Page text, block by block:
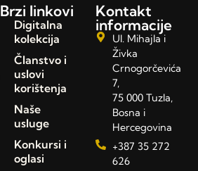
Brzi linkovi
Digitalna
kolekcija
Članstvo i
uslovi
korištenja
Naše
usluge
Konkursi i
oglasi
Kontakt
informacije
Ul. Mihajla i
Živka
Crnogorčevića
7,
75 000 Tuzla,
Bosna i
Hercegovina
+387 35 272
626